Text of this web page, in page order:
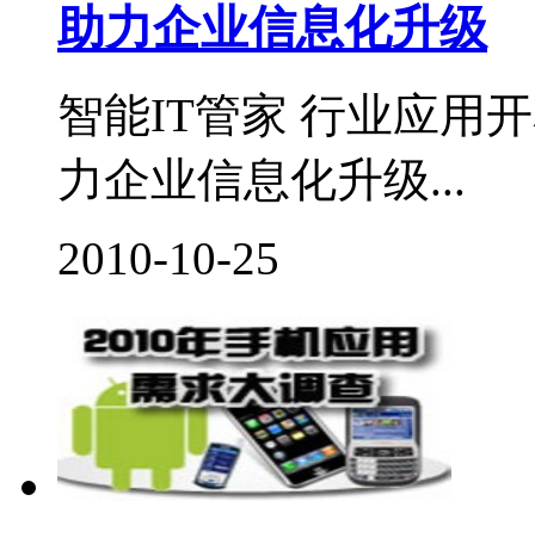
助力企业信息化升级
智能IT管家 行业应用
力企业信息化升级...
2010-10-25